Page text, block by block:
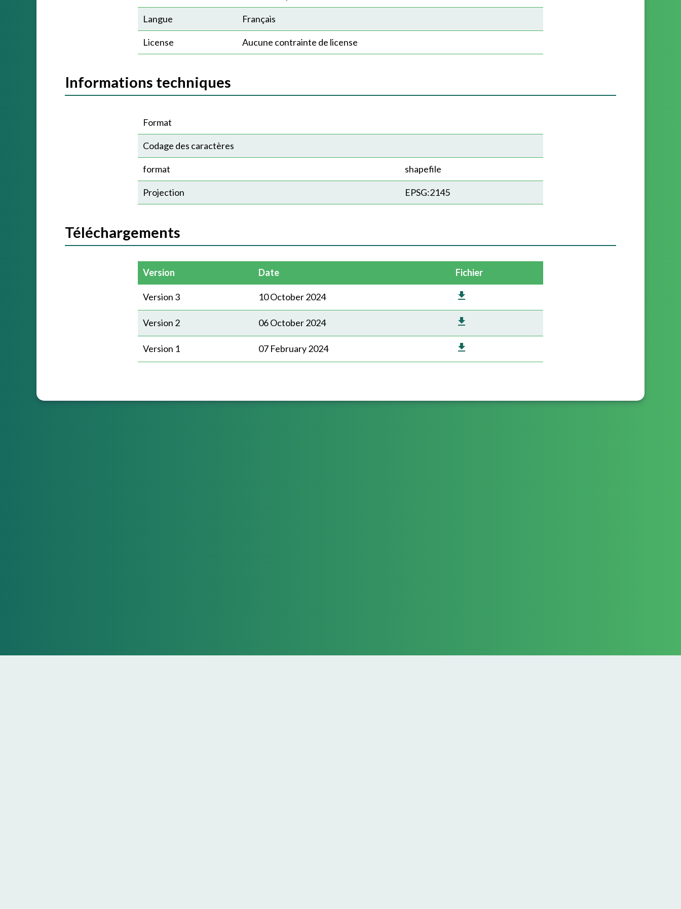
Langue Français
License Aucune contrainte de license
Informations techniques
Format
Codage des caractères
format shapefile
Projection EPSG:2145
Téléchargements
Version Date Fichier
Version 3 10 October 2024
Version 2 06 October 2024
Version 1 07 February 2024